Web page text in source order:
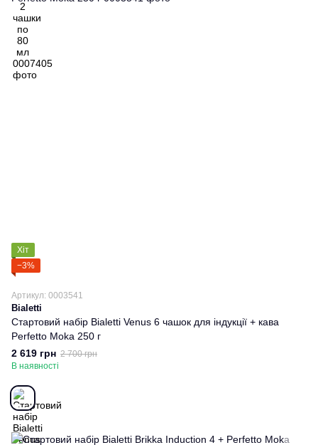
Хіт
−3%
Артикул: 0003541
Bialetti
Стартовий набір Bialetti Venus 6 чашок для індукції + кава
Perfetto Moka 250 г
2 619 грн 2 700 грн
В наявності